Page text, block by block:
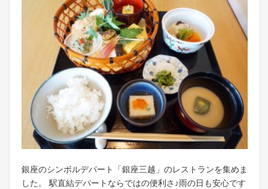
銀座のシンボルデパート「銀座三越」のレストランを集めま
した。 駅直結デパートならではの便利さ♪雨の日も安心です